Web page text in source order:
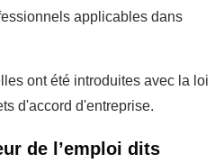
applicables dans
ont été introduites avec la loi
d'accord d'entreprise.
de l’emploi dits